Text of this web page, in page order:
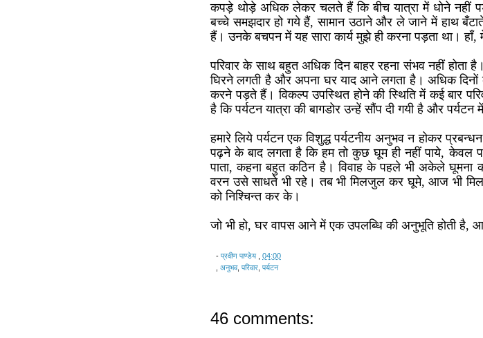
कपड़े थोड़े अधिक लेकर चलते हैं कि बीच यात्रा में धोने नहीं
बच्चे समझदार हो गये हैं, सामान उठाने और ले जाने में हाथ
हैं। उनके बचपन में यह सारा कार्य मुझे ही करना पड़ता था। हाँ,
परिवार के साथ बहुत अधिक दिन बाहर रहना संभव नहीं होता
घिरने लगती है और अपना घर याद आने लगता है। अधिक दिनों
करने पड़ते हैं। विकल्प उपस्थित होने की स्थिति में कई बार
है कि पर्यटन यात्रा की बागडोर उन्हें सौंप दी गयी है और पर्यटन
हमारे लिये पर्यटन एक विशुद्ध पर्यटनीय अनुभव न होकर
पढ़ने के बाद लगता है कि हम तो कुछ घूम ही नहीं पाये, केवल
पाता, कहना बहुत कठिन है। विवाह के पहले भी अकेले घूमना
वरन उसे साधते भी रहे। तब भी मिलजुल कर घूमे, आज भी
को निश्चिन्त कर के।
जो भी हो, घर वापस आने में एक उपलब्धि की अनुभूति होती है,
- प्रवीण पाण्डेय
04:00
अनुभव, परिवार पर्यटन
46 comments: